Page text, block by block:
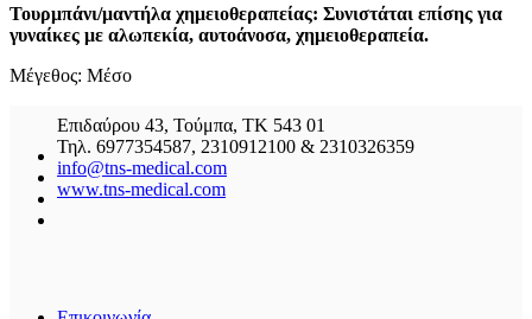
Τουρμπάνι/μαντήλα χημειοθεραπείας: Συνιστάται επίσης για
γυναίκες με αλωπεκία, αυτοάνοσα, χημειοθεραπεία.
Μέγεθος: Μέσο
Επιδαύρου 43, Τούμπα, ΤΚ 543 01
Τηλ. 6977354587, 2310912100 & 2310326359
info@tns-medical.com
www.tns-medical.com